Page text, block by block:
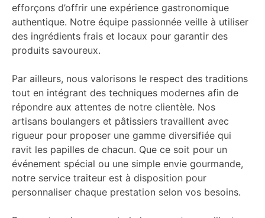
efforçons d’offrir une expérience gastronomique
authentique. Notre équipe passionnée veille à utiliser
des ingrédients frais et locaux pour garantir des
produits savoureux.
Par ailleurs, nous valorisons le respect des traditions
tout en intégrant des techniques modernes afin de
répondre aux attentes de notre clientèle. Nos
artisans boulangers et pâtissiers travaillent avec
rigueur pour proposer une gamme diversifiée qui
ravit les papilles de chacun. Que ce soit pour un
événement spécial ou une simple envie gourmande,
notre service traiteur est à disposition pour
personnaliser chaque prestation selon vos besoins.